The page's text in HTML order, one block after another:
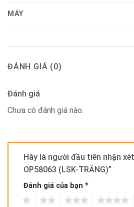
MÁY
ĐÁNH GIÁ (0)
Đánh giá
Chưa có đánh giá nào.
Hãy là người đầu tiên nhận xét
OP58063 (LSK-TRẮNG)”
Đánh giá của bạn *